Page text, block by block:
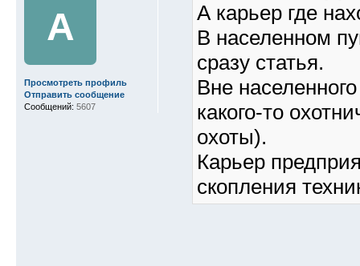
А карьер где
В населенном
сразу статья.
Вне
какого-то
охоты).
Карьер
скопления
A
Просмотреть профиль
Отправить сообщение
Сообщений: 5607